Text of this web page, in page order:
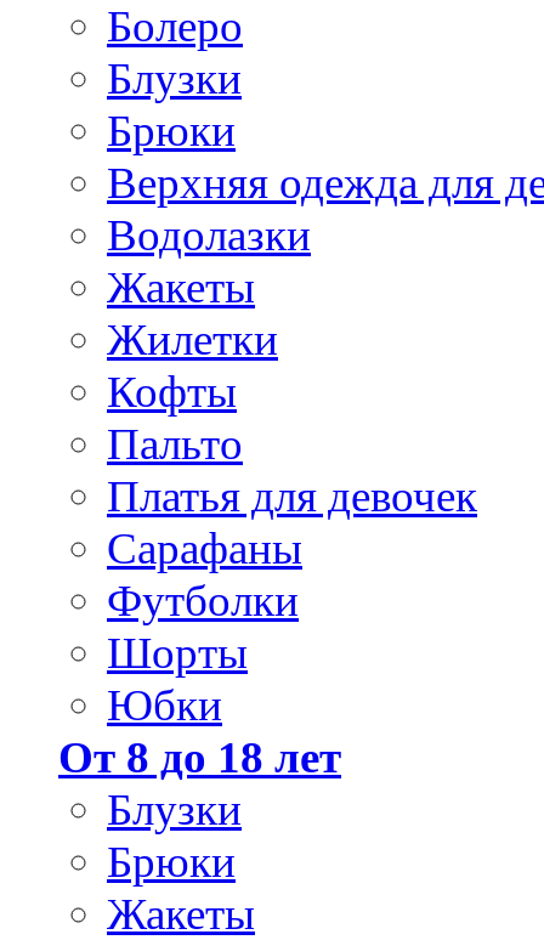
Болеро
Блузки
Брюки
Верхняя одежда для
Водолазки
Жакеты
Жилетки
Кофты
Пальто
Платья для девочек
Сарафаны
Футболки
Шорты
Юбки
От 8 до 18 лет
Блузки
Брюки
Жакеты